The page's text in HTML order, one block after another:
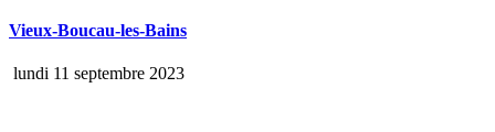
Vieux-Boucau-les-Bains
lundi 11 septembre 2023